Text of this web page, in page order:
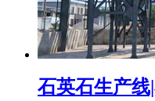
石英石生产